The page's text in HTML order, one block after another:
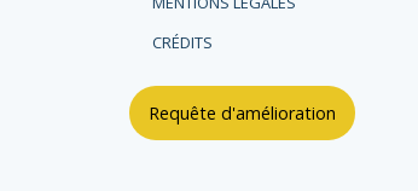
CRÉDITS
Requête d'amélioration